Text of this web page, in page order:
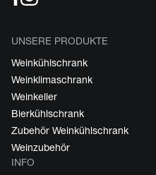
UNSERE PRODUKTE
Weinkühlschrank
Weinklimaschrank
Weinkeller
Bierkühlschrank
Zubehör Weinkühlschrank
Weinzubehör
INFO